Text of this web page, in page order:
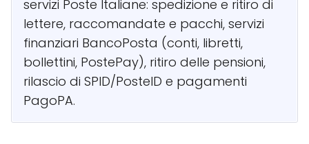
servizi Poste Italiane: spedizione e ritiro di
lettere, raccomandate e pacchi, servizi
finanziari BancoPosta (conti, libretti,
bollettini, PostePay), ritiro delle pensioni,
rilascio di SPID/PosteID e pagamenti
PagoPA.